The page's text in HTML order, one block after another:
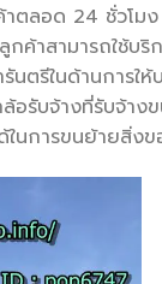
ตลอด 24 ชั่วโม
าสามารถใช้บริก
ตรีในด้านการให้
อรับจ้างที่รับจ้า
ในการขนย้ายสิ่